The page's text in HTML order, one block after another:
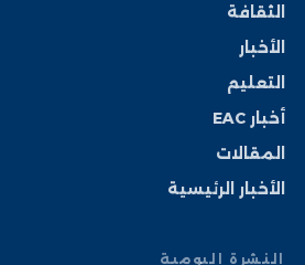
الثقافة
الأخبار
التعليم
أخبار EAC
المقالات
الأخبار الرئيسية
النشرة اليومية